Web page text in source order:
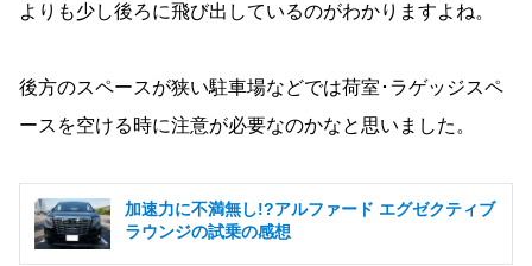
よりも少し後ろに飛び出しているのがわかりますよね。
後方のスペースが狭い駐車場などでは荷室･ラゲッジスペ
ースを空ける時に注意が必要なのかなと思いました。
加速力に不満無し!?アルファード エグゼクティブ
ラウンジの試乗の感想